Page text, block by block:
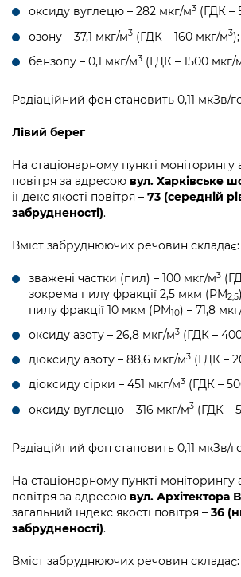
оксиду вуглецю – 282 мкг/м3 (ГДК –
озону – 37,1 мкг/м3 (ГДК – 160 мкг/м3);
бензолу – 0,1 мкг/м3 (ГДК – 1500 мкг/
Радіаційний фон становить 0,11 мкЗв/
Лівий берег
На стаціонарному пункті
повітря за адресою вул. Харківське
індекс якості повітря – 73 (середній
забрудненості).
Вміст забруднюючих речовин складає:
зважені частки (пил) – 100 мкг/м3
зокрема пилу фракції 2,5 мкм (PM2,5
пилу фракції 10 мкм (PM10) – 71,8
оксиду азоту – 26,8 мкг/м3 (ГДК –
діоксиду азоту – 88,6 мкг/м3 (ГДК –
діоксиду сірки – 451 мкг/м3 (ГДК –
оксиду вуглецю – 316 мкг/м3 (ГДК –
Радіаційний фон становить 0,11 мкЗв/
На стаціонарному пункті
повітря за адресою вул. Архітектора
загальний індекс якості повітря – 36
забрудненості).
Вміст забруднюючих речовин складає: